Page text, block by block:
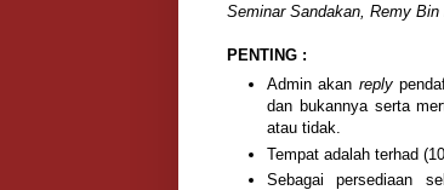
Seminar Sandakan, Remy
PENTING :
Admin akan reply
dan bukannya serta
atau tidak.
Tempat adalah terhad
Sebagai persediaan